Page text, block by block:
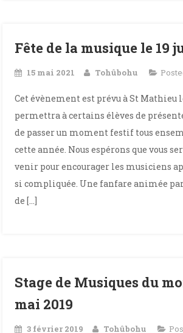
Fête de la musique le 19
15 mai 2021 Tohûbohu
Cet évènement est prévu à St Mathieu
permettra à certains élèves de
de passer un moment festif tous
cette année. Nous espérons que vous
venir pour encourager les musiciens
si compliquée. Une fanfare animée
de […]
Stage de Musiques du
mai 2019
3 février 2019 Tohûbohu